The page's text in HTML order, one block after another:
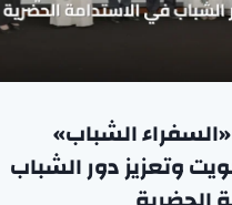
«السفراء الشباب»
وتعزيز دور الشباب